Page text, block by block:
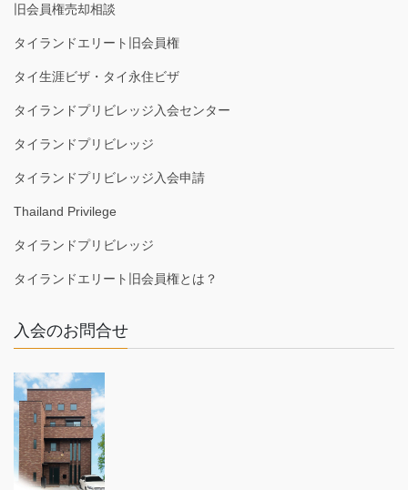
旧会員権売却相談
タイランドエリート旧会員権
タイ生涯ビザ・タイ永住ビザ
タイランドプリビレッジ入会センター
タイランドプリビレッジ
タイランドプリビレッジ入会申請
Thailand Privilege
タイランドプリビレッジ
タイランドエリート旧会員権とは？
入会のお問合せ